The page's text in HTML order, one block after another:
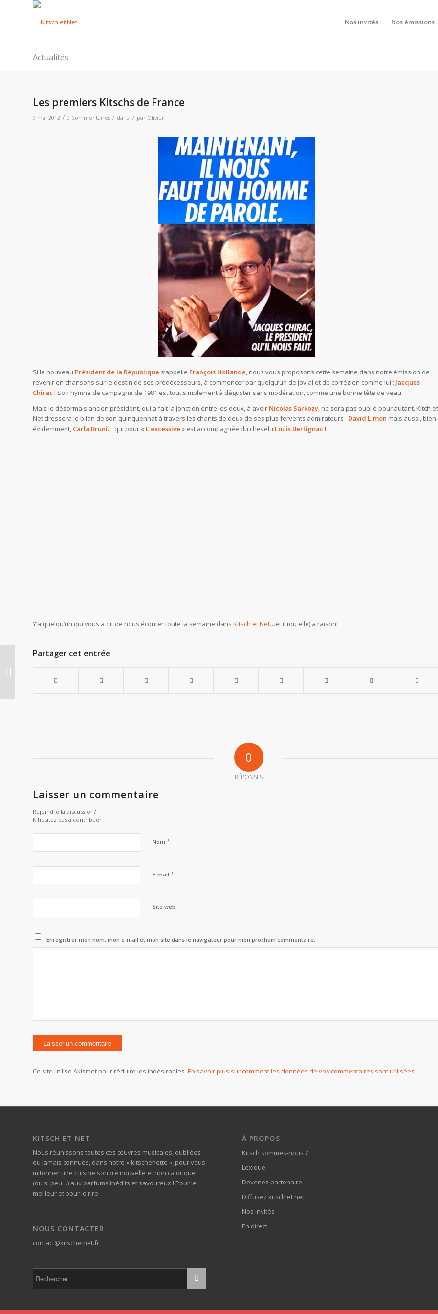
Nos invités Nos émissions
Actualités
Les premiers Kitschs de France
9 mai 2012 / 0 Commentaires / dans / par Olivier
Si le nouveau Président de la République s’appelle François Hollande, nous vous proposons cette semaine dans notre émission de
revenir en chansons sur le destin de ses prédécesseurs, à commencer par quelqu’un de jovial et de corrézien comme lui : Jacques
Chirac ! Son hymne de campagne de 1981 est tout simplement à déguster sans modération, comme une bonne tête de veau.
Mais le désormais ancien président, qui a fait la jonction entre les deux, à avoir Nicolas Sarkozy, ne sera pas oublié pour autant. Kitch et
Net dressera le bilan de son quinquennat à travers les chants de deux de ses plus fervents admirateurs : David Limon mais aussi, bien
évidemment, Carla Bruni… qui pour « L’excessive » est accompagnée du chevelu Louis Bertignac !
Y’a quelqu’un qui vous a dit de nous écouter toute la semaine dans Kitsch et Net…et il (ou elle) a raison!
Partager cet entrée
0
RÉPONSES
Laisser un commentaire
Rejoindre la discussion?
N’hésitez pas à contribuer !
Nom *
E-mail *
Site web
Enregistrer mon nom, mon e-mail et mon site dans le navigateur pour mon prochain commentaire.
Ce site utilise Akismet pour réduire les indésirables. En savoir plus sur comment les données de vos commentaires sont utilisées.
KITSCH ET NET
Nous réunissons toutes ces œuvres musicales, oubliées
ou jamais connues, dans notre « kitschenette », pour vous
mitonner une cuisine sonore nouvelle et non calorique
(ou si peu…) aux parfums inédits et savoureux ! Pour le
meilleur et pour le rire…
NOUS CONTACTER
contact@kitschetnet.fr
À PROPOS
Kitsch sommes-nous ?
Lexique
Devenez partenaire
Diffusez kitsch et net
Nos invités
En direct